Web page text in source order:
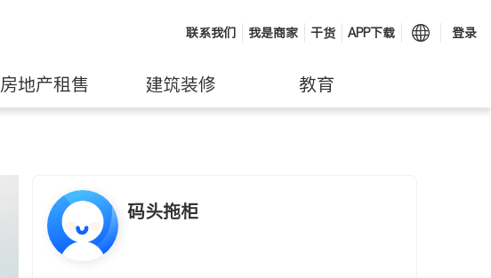
联系我们 我是商家 干货 APP下载 登录
房地产租售 建筑装修 教育
码头拖柜